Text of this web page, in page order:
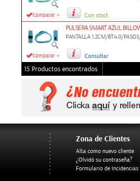
Comparar » Con stock
Comparar »
PULSERA SMART AZUL
PANTALLA 1.2CM/BT4.0/
Consultar
15 Productos encontrados
Zona de Clientes
Alta como nuevo cliente
¿Olvidó su contraseña?
Formulario de Incidencias